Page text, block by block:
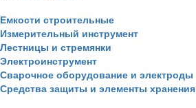
Емкости строительные
Измерительный инструмент
Лестницы и стремянки
Электроинструмент
Сварочное оборудование и электроды
Средства защиты и элементы хранения